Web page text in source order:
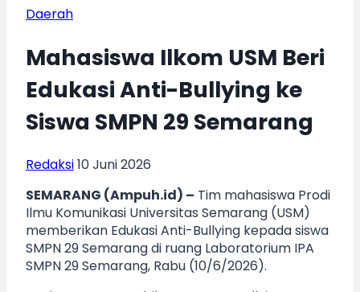
Daerah
Mahasiswa Ilkom USM Beri
Edukasi Anti-Bullying ke
Siswa SMPN 29 Semarang
Redaksi10 Juni 2026
SEMARANG (Ampuh.id) – Tim mahasiswa Prodi
Ilmu Komunikasi Universitas Semarang (USM)
memberikan Edukasi Anti-Bullying kepada siswa
SMPN 29 Semarang di ruang Laboratorium IPA
SMPN 29 Semarang, Rabu (10/6/2026).